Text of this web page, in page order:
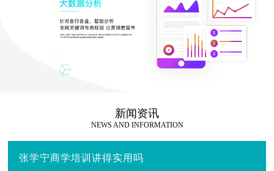
新闻资讯
NEWS AND INFORMATION
张学宁商学培训讲得实用吗